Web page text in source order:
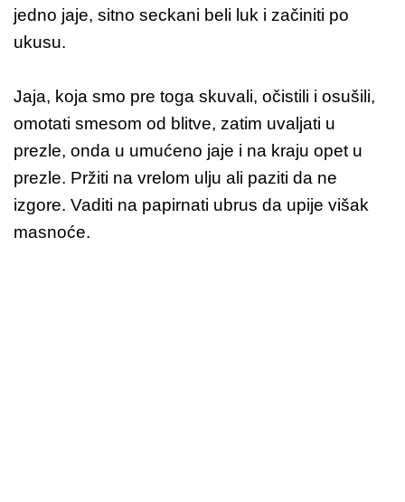
jedno jaje, sitno seckani beli luk i začiniti po
ukusu.
Jaja, koja smo pre toga skuvali, očistili i osušili,
omotati smesom od blitve, zatim uvaljati u
prezle, onda u umućeno jaje i na kraju opet u
prezle. Pržiti na vrelom ulju ali paziti da ne
izgore. Vaditi na papirnati ubrus da upije višak
masnoće.